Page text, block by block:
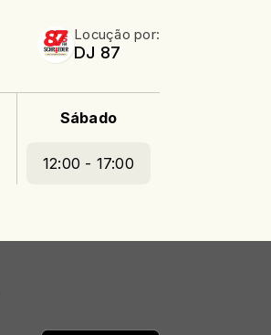
Locução por:
DJ 87
Sábado
12:00 - 17:00